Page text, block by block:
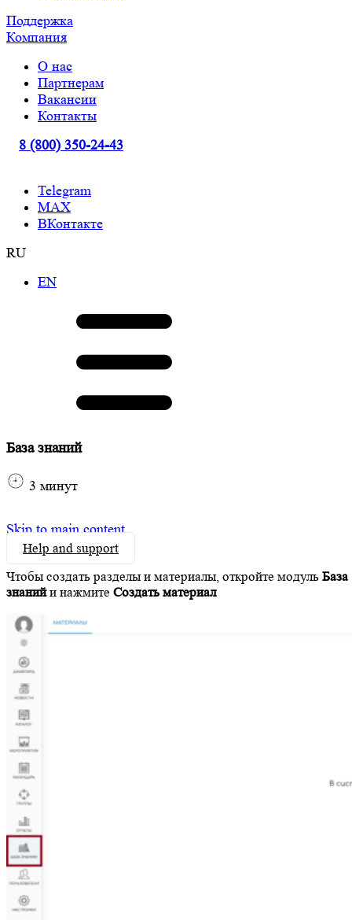
Поддержка
Компания
О нас
Партнерам
Вакансии
Контакты
8 (800) 350-24-43
Telegram
МАХ
ВКонтакте
RU
EN
База знаний
3 минут
Skip to main content
Help and support
Чтобы создать разделы и материалы, откройте модуль База
знанийи нажмите Создать материал